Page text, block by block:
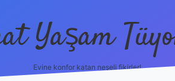
Yaşam
Evine konfor katan neşeli fikirler!